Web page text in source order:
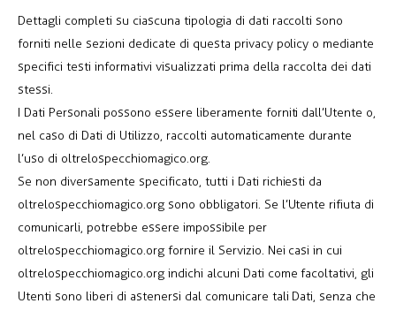
Dettagli completi su ciascuna tipologia di dati raccolti sono
forniti nelle sezioni dedicate di questa privacy policy o mediante
specifici testi informativi visualizzati prima della raccolta dei dati
stessi.
I Dati Personali possono essere liberamente forniti dall’Utente o,
nel caso di Dati di Utilizzo, raccolti automaticamente durante
l’uso di oltrelospecchiomagico.org.
Se non diversamente specificato, tutti i Dati richiesti da
oltrelospecchiomagico.org sono obbligatori. Se l’Utente rifiuta di
comunicarli, potrebbe essere impossibile per
oltrelospecchiomagico.org fornire il Servizio. Nei casi in cui
oltrelospecchiomagico.org indichi alcuni Dati come facoltativi, gli
Utenti sono liberi di astenersi dal comunicare tali Dati, senza che